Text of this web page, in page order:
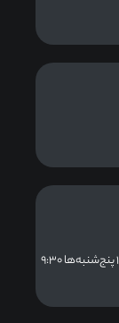
شنبه تا چهارشنبه از ساعت ۹:۳۰ الی ۱۸:۰۰ پنج‌شنبه‌ها ۹:۳۰